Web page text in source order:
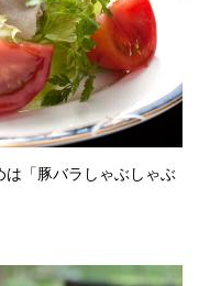
「豚バラしゃぶしゃぶ